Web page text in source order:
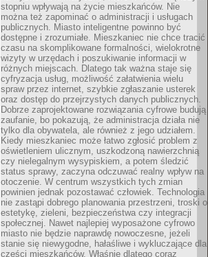
stopniu wpływają na życie mieszkańców. Nie
można też zapominać o administracji i usługach
publicznych. Miasto inteligentne powinno być
dostępne i zrozumiałe. Mieszkaniec nie chce tracić
czasu na skomplikowane formalności, wielokrotne
wizyty w urzędach i poszukiwanie informacji w
różnych miejscach. Dlatego tak ważna staje się
cyfryzacja usług, możliwość załatwienia wielu
spraw przez internet, szybkie zgłaszanie usterek
oraz dostęp do przejrzystych danych publicznych.
Dobrze zaprojektowane rozwiązania cyfrowe budują
zaufanie, bo pokazują, że administracja działa nie
tylko dla obywatela, ale również z jego udziałem.
Kiedy mieszkaniec może łatwo zgłosić problem z
oświetleniem ulicznym, uszkodzoną nawierzchnią
czy nielegalnym wysypiskiem, a potem śledzić
status sprawy, zaczyna odczuwać realny wpływ na
otoczenie. W centrum wszystkich tych zmian
powinien jednak pozostawać człowiek. Technologia
nie zastąpi dobrego planowania przestrzeni, troski o
estetykę, zieleni, bezpieczeństwa czy integracji
społecznej. Nawet najlepiej wyposażone cyfrowo
miasto nie będzie naprawdę nowoczesne, jeżeli
stanie się niewygodne, hałaśliwe i wykluczające dla
części mieszkańców. Właśnie dlatego coraz